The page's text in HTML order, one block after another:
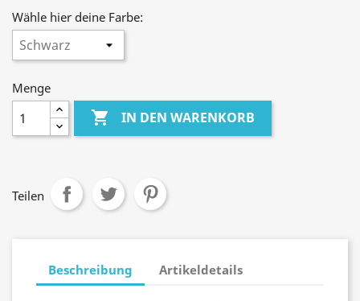
Wähle hier deine Farbe:
Menge
 IN DEN WARENKORB
Teilen
Beschreibung Artikeldetails